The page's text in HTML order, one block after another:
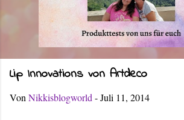
Lip Innovations von Artdeco
Von Nikkisblogworld -Juli 11, 2014